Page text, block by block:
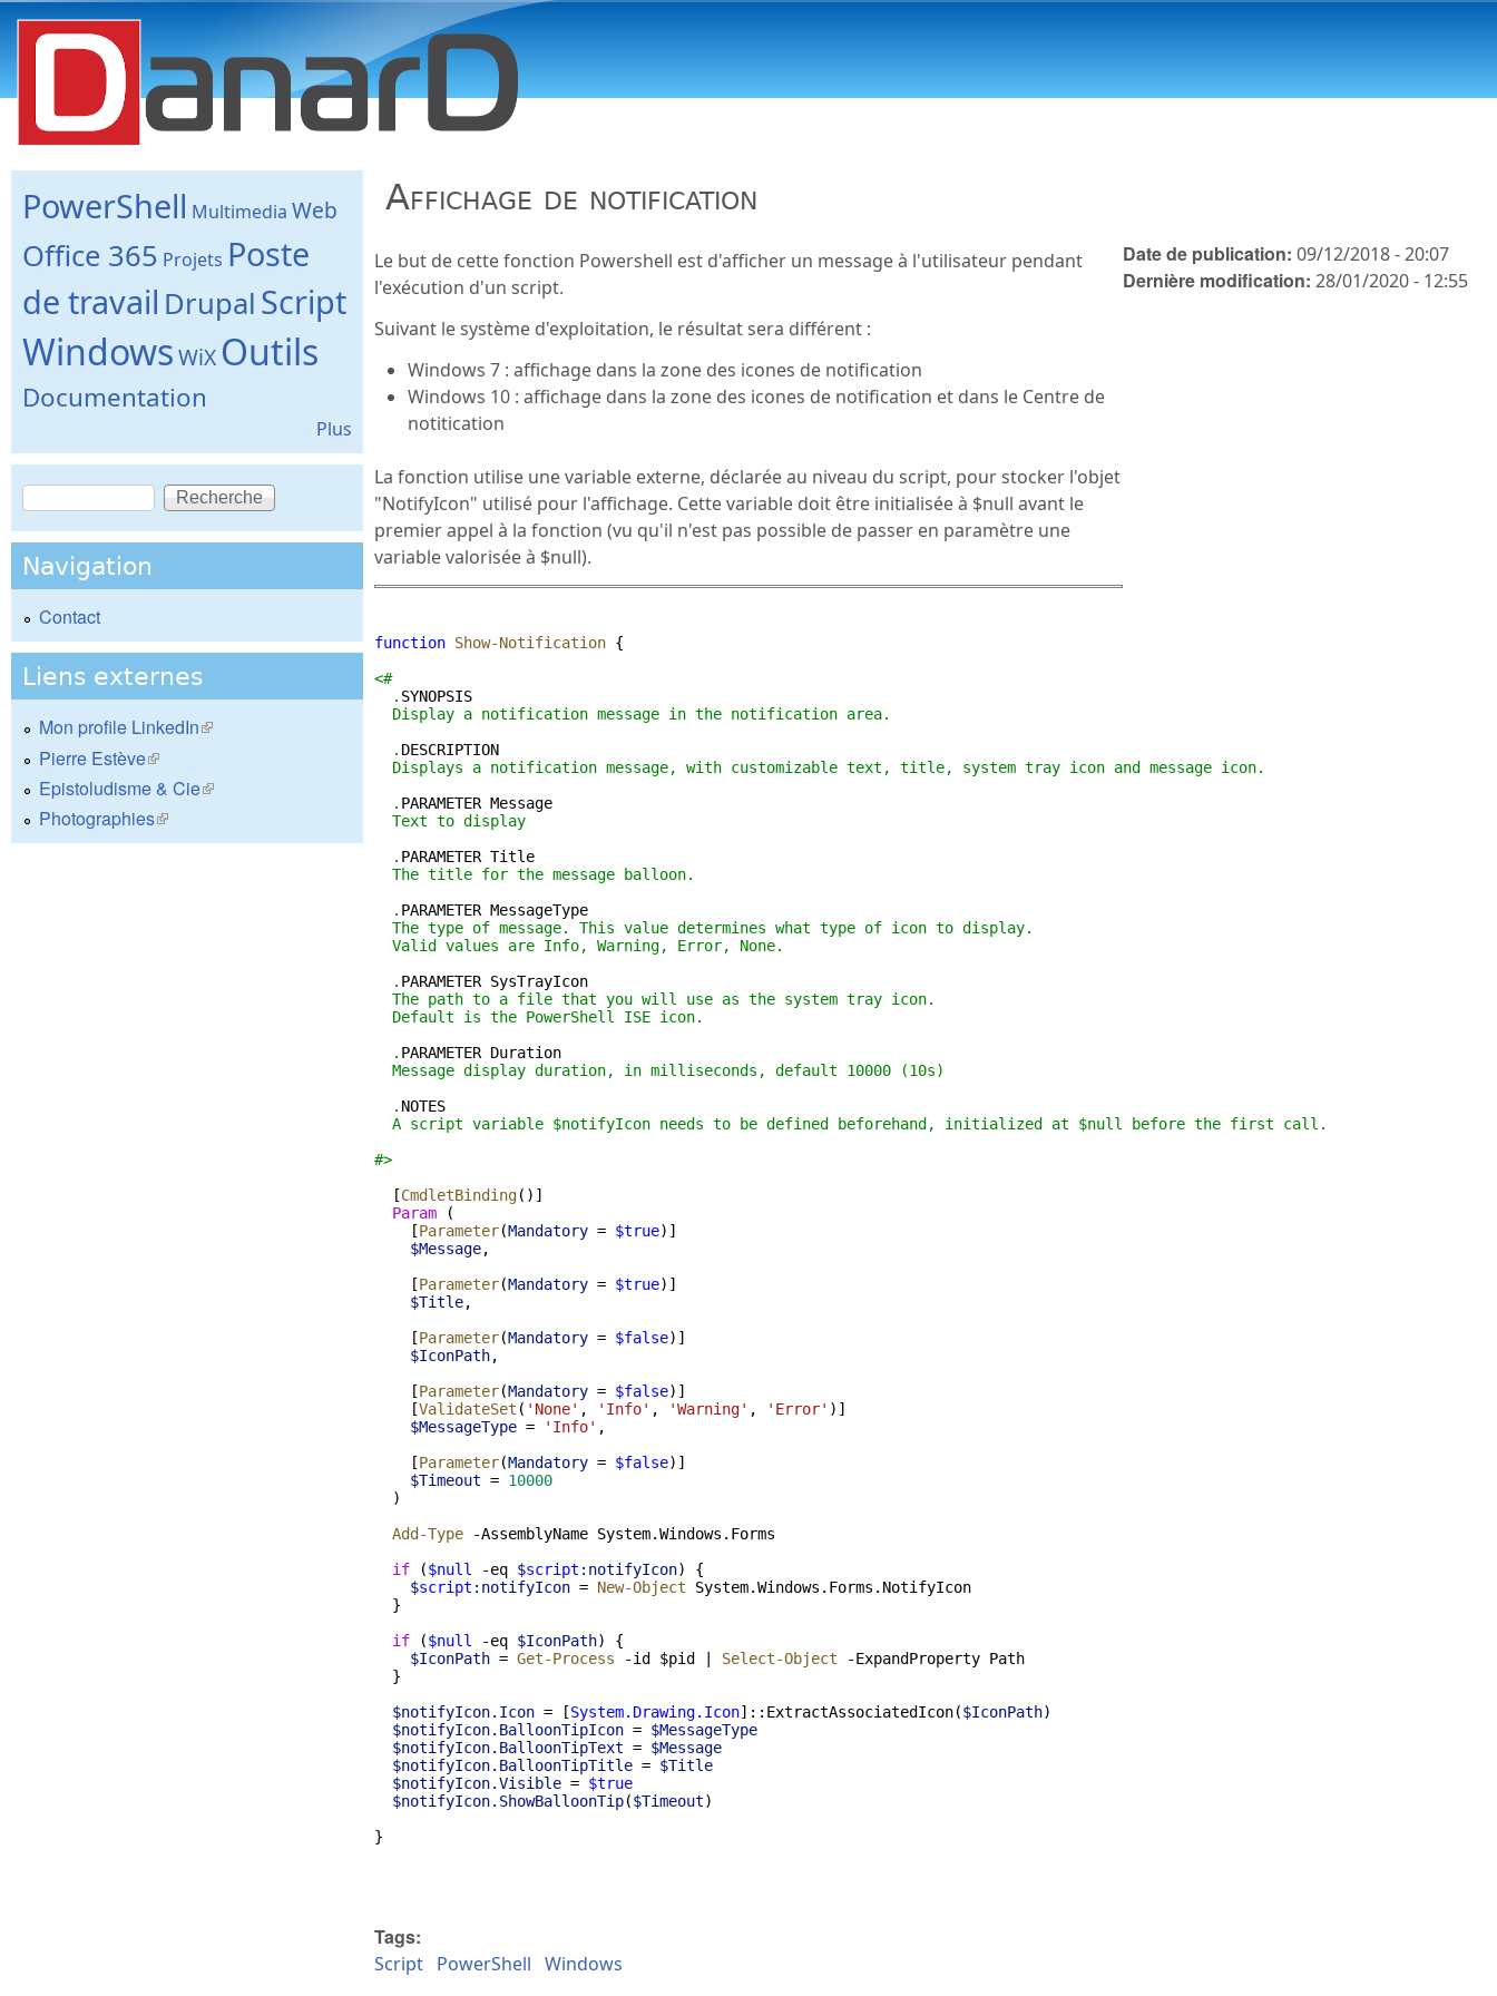
danard.net
Affichage de notification
Le but de cette fonction Powershell est d'afficher un message à l'utilisateur pendant
l'exécution d'un script.
Suivant le système d'exploitation, le résultat sera différent :
Windows 7 : affichage dans la zone des icones de notification
Windows 10 : affichage dans la zone des icones de notification et dans le Centre de
notitication
La fonction utilise une variable externe, déclarée au niveau du script, pour stocker l'objet
"NotifyIcon" utilisé pour l'affichage. Cette variable doit être initialisée à $null avant le
premier appel à la fonction (vu qu'il n'est pas possible de passer en paramètre une
variable valorisée à $null).
function Show-Notification {
<#
  .
SYNOPSIS
  Display a notification message in the notification area.
  .
DESCRIPTION
  Displays a notification message, with customizable text, title, system tray icon and message icon.
  .
PARAMETER Message
  Text to display
  .
PARAMETER Title
  The title for the message balloon.
  .
PARAMETER MessageType
  The type of message. This value determines what type of icon to display.
  Valid values are Info, Warning, Error, None.
  .
PARAMETER SysTrayIcon
  The path to a file that you will use as the system tray icon.
  Default is the PowerShell ISE icon.
  .
PARAMETER Duration
  Message display duration, in milliseconds, default 10000 (10s)
  .
NOTES
  A script variable $notifyIcon
needs to be defined beforehand, initialized at $null before the first call.
#>
  [
CmdletBinding()]
  Param
(
    [
Parameter(Mandatory = $true)]
    $Message
,
    [
Parameter(Mandatory = $true)]
    $Title
,
    [
Parameter(Mandatory = $false)]
    $IconPath
,
    [
Parameter(Mandatory = $false)]
    [
ValidateSet ( 'None' , 'Info' , 'Warning' , 'Error' )]
    $MessageType
= 'Info' ,
    [
Parameter(Mandatory = $false)]
    $Timeout
= 10000
  )
  Add-Type
-AssemblyName System.Windows.Forms
  if
($null -eq $script :notifyIcon) {
    $
script :notifyIcon = New-Object System.Windows.Forms.NotifyIcon
  }
  if
($null -eq $IconPath) {
    $IconPath
= Get-Process -id $pid | Select-Object -ExpandProperty Path
  }
  $notifyIcon.Icon
= [System.Drawing.Icon]::ExtractAssociatedIcon($IconPath)
  $notifyIcon.BalloonTipIcon
= $MessageType
  $notifyIcon.BalloonTipText
= $Message
  $notifyIcon.BalloonTipTitle
= $Title
  $notifyIcon.Visible
= $true
  $notifyIcon.ShowBalloonTip
($Timeout)
}
Date de publication: 09/12/2018 - 20:07
Dernière modification: 28/01/2020 - 12:55
Tags:
Script PowerShell Windows
PowerShell Multimedia Web
Office 365 Projets Poste
de travail Drupal Script
WindowsWiX Outils
Documentation
Plus
Formulaire de recherche
Recherche
Navigation
Contact
Liens externes
Mon profile LinkedIn(le lien est externe)
Pierre Estève(le lien est externe)
Epistoludisme & Cie(le lien est externe)
Photographies(le lien est externe)